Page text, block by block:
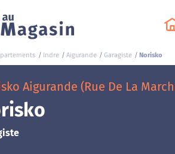
Indre Aigurande Garagiste Norisko
Aigurande (Rue De La